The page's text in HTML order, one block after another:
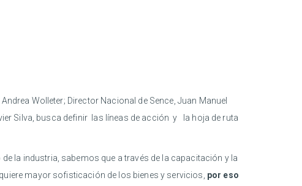
Wolleter; Director Nacional de Sence, Juan Manuel
Silva, busca definir las líneas de acción y la hoja de ruta
la industria, sabemos que a través de la capacitación y la
mayor sofisticación de los bienes y servicios, por eso